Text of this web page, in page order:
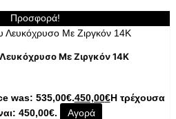
Προσφορά!
Με Ζιργκόν 14K
was: 535,00€.450,00€Η τρέχουσα
450,00€.
Αγορά